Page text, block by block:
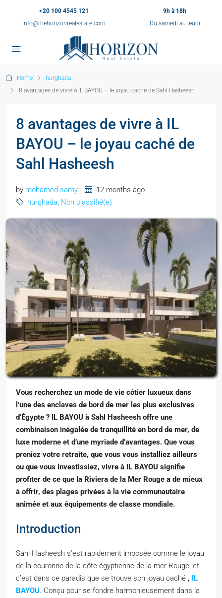
+20 100 4545 121
info@thehorizonrealestate.com
9h à 18h
Du samedi au jeudi
Home
hurghada
8 avantages de vivre à IL BAYOU – le joyau caché de Sahl Hasheesh
8 avantages de vivre à IL
BAYOU – le joyau caché de
Sahl Hasheesh
by mohamed samy
12 months ago
hurghada, Non classifié(e)
Vous recherchez un mode de vie côtier luxueux dans
l’une des enclaves de bord de mer les plus exclusives
d’Égypte ? IL BAYOU à Sahl Hasheesh offre une
combinaison inégalée de tranquillité en bord de mer, de
luxe moderne et d’une myriade d’avantages. Que vous
preniez votre retraite, que vous vous installiez ailleurs
ou que vous investissiez, vivre à IL BAYOU signifie
profiter de ce que la Riviera de la Mer Rouge a de mieux
à offrir, des plages privées à la vie communautaire
animée et aux équipements de classe mondiale.
Introduction
Sahl Hasheesh s’est rapidement imposée comme le joyau
de la couronne de la côte égyptienne de la mer Rouge, et
c’est dans ce paradis que se trouve son joyau caché , IL
BAYOU. Conçu pour se fondre harmonieusement dans la